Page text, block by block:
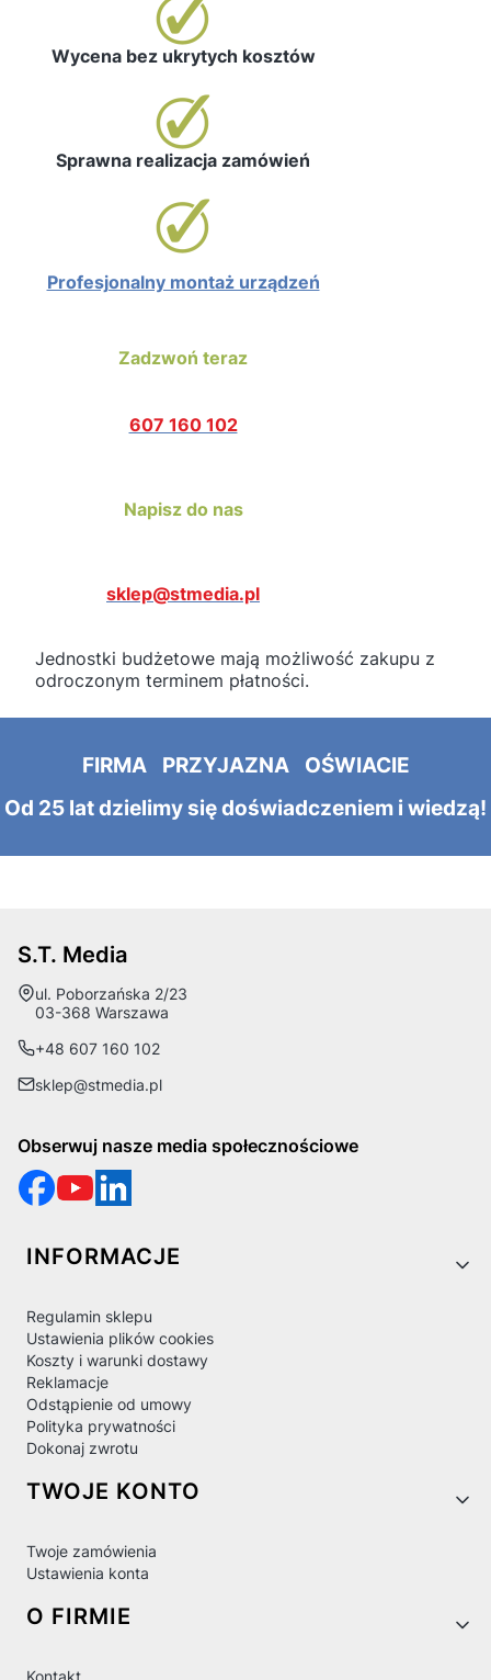
Wycena bez ukrytych kosztów
Sprawna realizacja zamówień
Profesjonalny montaż urządzeń
Zadzwoń teraz
607 160 102
Napisz do nas
sklep@stmedia.pl
Jednostki budżetowe mają możliwość zakupu z
odroczonym terminem płatności.
FIRMA PRZYJAZNA OŚWIACIE
Od 25 lat dzielimy się doświadczeniem i wiedzą!
S.T. Media
Adres:
ul. Poborzańska 2/23
03-368 Warszawa
+48 607 160 102
sklep@stmedia.pl
Obserwuj nasze media społecznościowe
Linki w stopce
INFORMACJE
Regulamin sklepu
Ustawienia plików cookies
Koszty i warunki dostawy
Reklamacje
Odstąpienie od umowy
Polityka prywatności
Dokonaj zwrotu
TWOJE KONTO
Twoje zamówienia
Ustawienia konta
O FIRMIE
Kontakt